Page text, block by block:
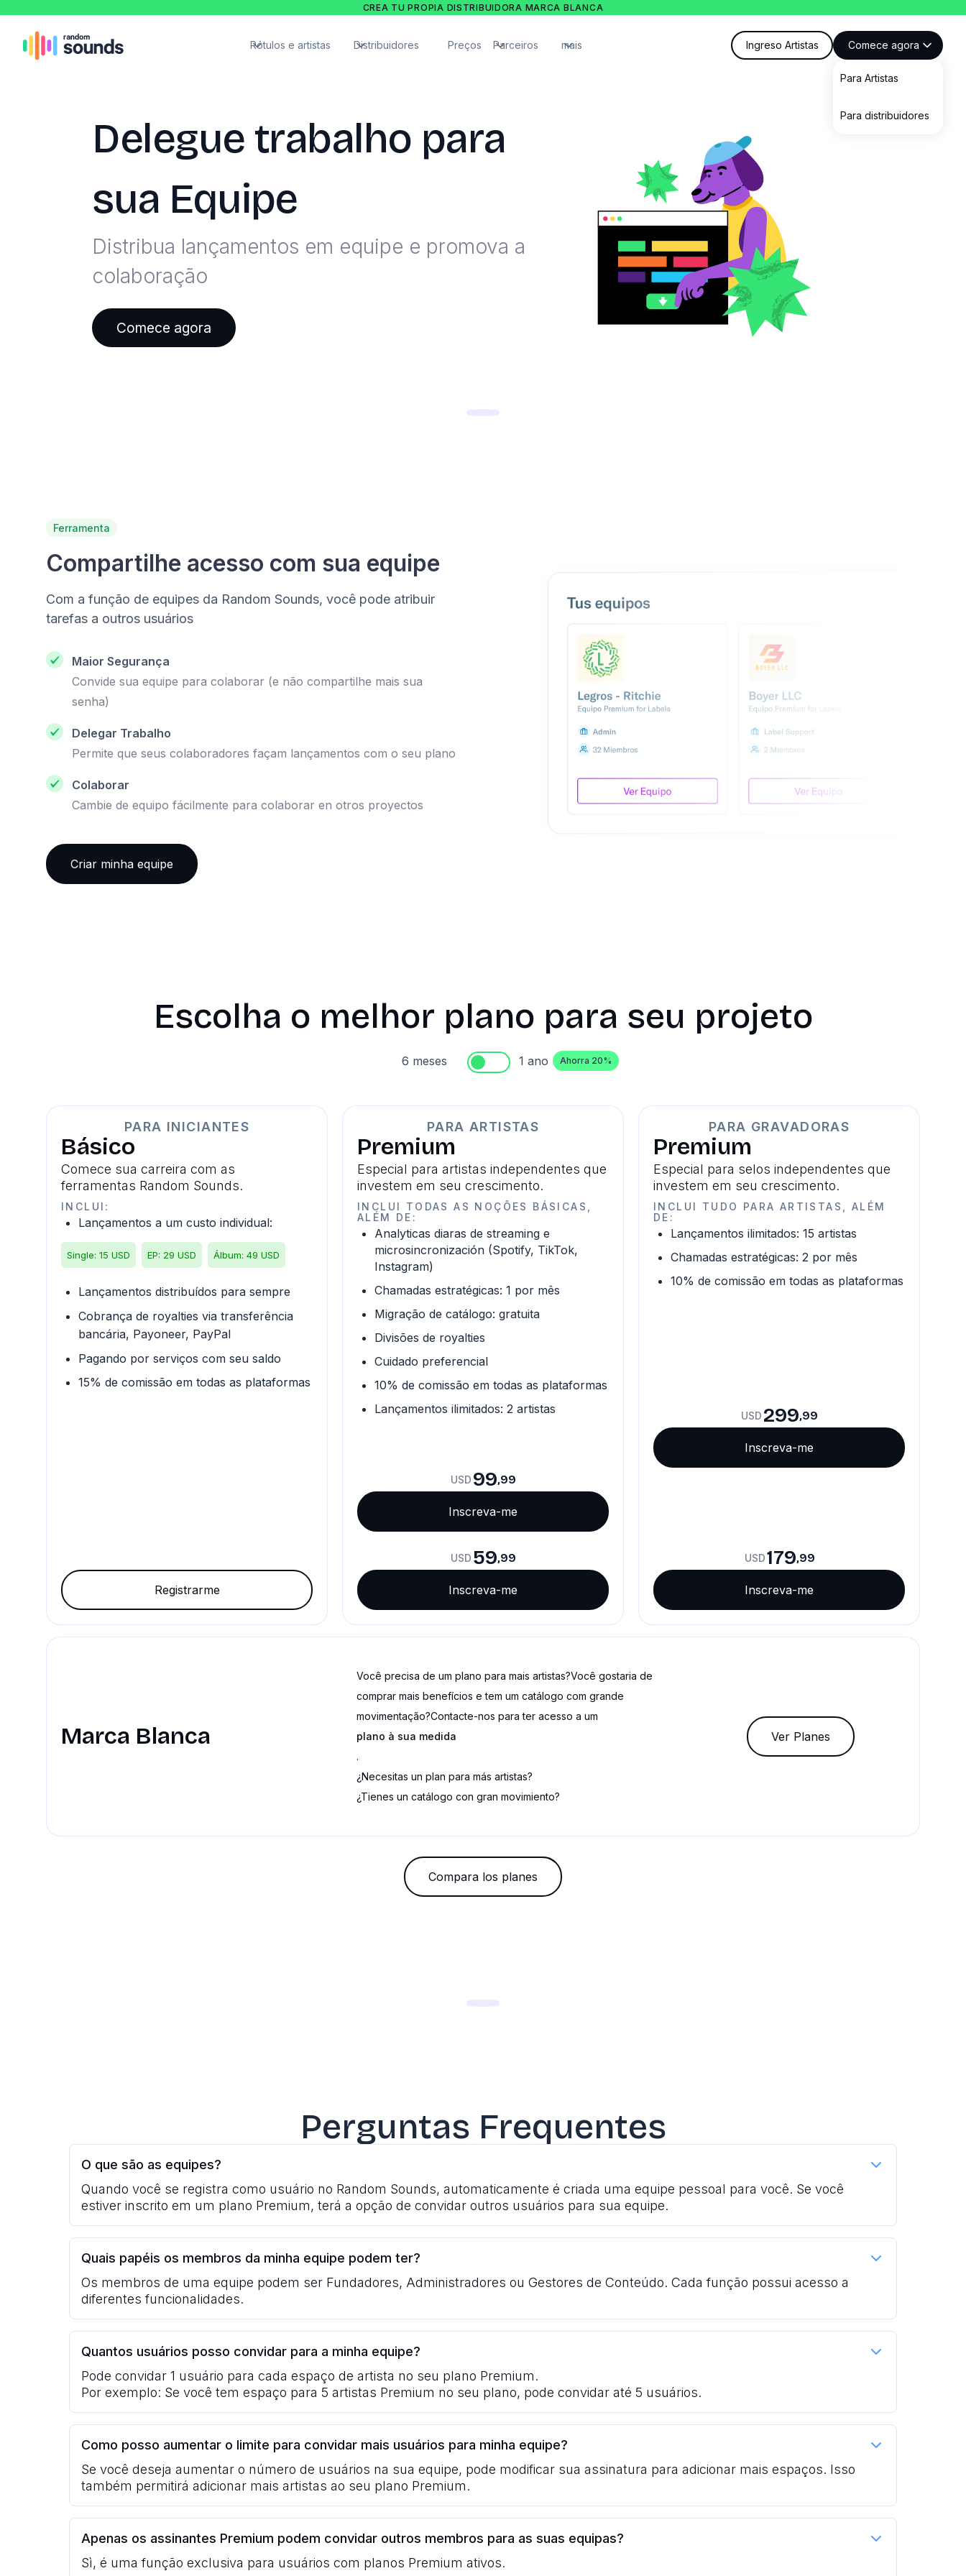
CREA TU PROPIA DISTRIBUIDORA MARCA BLANCA
Rótulos e artistas Distribuidores Preços Parceiros mais Ingreso Artistas Comece agora
Para Artistas
Para distribuidores
Delegue trabalho para
sua Equipe
Distribua lançamentos em equipe e promova a
colaboração
Comece agora
Ferramenta
Compartilhe acesso com sua equipe
Com a função de equipes da Random Sounds, você pode atribuir
tarefas a outros usuários
Maior Segurança
Convide sua equipe para colaborar (e não compartilhe mais sua
senha)
Delegar Trabalho
Permite que seus colaboradores façam lançamentos com o seu plano
Colaborar
Cambie de equipo fácilmente para colaborar en otros proyectos
Criar minha equipe
Escolha o melhor plano para seu projeto
6 meses 1 ano Ahorra 20%
PARA INICIANTES
Básico
Comece sua carreira com as
ferramentas Random Sounds.
INCLUI:
Lançamentos a um custo individual:
Single: 15 USD EP: 29 USD Álbum: 49 USD
Lançamentos distribuídos para sempre
Cobrança de royalties via transferência
bancária, Payoneer, PayPal
Pagando por serviços com seu saldo
15% de comissão em todas as plataformas
Registrarme
PARA ARTISTAS
Premium
Especial para artistas independentes que
investem em seu crescimento.
INCLUI TODAS AS NOÇÕES BÁSICAS,
ALÉM DE:
Analyticas diaras de streaming e
microsincronización (Spotify, TikTok,
Instagram)
Chamadas estratégicas: 1 por mês
Migração de catálogo: gratuita
Divisões de royalties
Cuidado preferencial
10% de comissão em todas as plataformas
Lançamentos ilimitados: 2 artistas
USD 99,99
Inscreva-me
USD 59,99
Inscreva-me
PARA GRAVADORAS
Premium
Especial para selos independentes que
investem em seu crescimento.
INCLUI TUDO PARA ARTISTAS, ALÉM
DE:
Lançamentos ilimitados: 15 artistas
Chamadas estratégicas: 2 por mês
10% de comissão em todas as plataformas
USD 299,99
Inscreva-me
USD179,99
Inscreva-me
Marca Blanca
Você precisa de um plano para mais artistas?Você gostaria de
comprar mais benefícios e tem um catálogo com grande
movimentação?Contacte-nos para ter acesso a um
plano à sua medida
.
¿Necesitas un plan para más artistas?
¿Tienes un catálogo con gran movimiento?
Ver Planes
Compara los planes
Perguntas Frequentes
O que são as equipes?
Quando você se registra como usuário no Random Sounds, automaticamente é criada uma equipe pessoal para você. Se você
estiver inscrito em um plano Premium, terá a opção de convidar outros usuários para sua equipe.
Quais papéis os membros da minha equipe podem ter?
Os membros de uma equipe podem ser Fundadores, Administradores ou Gestores de Conteúdo. Cada função possui acesso a
diferentes funcionalidades.
Quantos usuários posso convidar para a minha equipe?
Pode convidar 1 usuário para cada espaço de artista no seu plano Premium.
Por exemplo: Se você tem espaço para 5 artistas Premium no seu plano, pode convidar até 5 usuários.
Como posso aumentar o limite para convidar mais usuários para minha equipe?
Se você deseja aumentar o número de usuários na sua equipe, pode modificar sua assinatura para adicionar mais espaços. Isso
também permitirá adicionar mais artistas ao seu plano Premium.
Apenas os assinantes Premium podem convidar outros membros para as suas equipas?
Sì, é uma função exclusiva para usuários com planos Premium ativos.